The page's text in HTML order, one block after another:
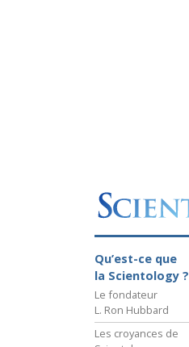
Qu’est-ce que
la Scientology ?
Le fondateur
L. Ron Hubbard
Les croyances de